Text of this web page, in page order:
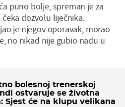
puno bolje, spreman je za
dozvolu liječnika.
je njegov oporavak, morao
no nikad nije gubio nadu u
bolesnoj trenerskoj
ostvaruje se životna
Sjest će na klupu velikana